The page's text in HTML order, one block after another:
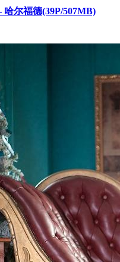
哈尔福德(39P/507MB)